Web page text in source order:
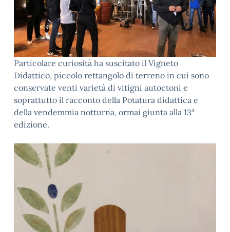
Particolare curiosità ha suscitato il Vigneto
Didattico, piccolo rettangolo di terreno in cui sono
conservate venti varietà di vitigni autoctoni e
soprattutto il racconto della Potatura didattica e
della vendemmia notturna, ormai giunta alla 13a
edizione.